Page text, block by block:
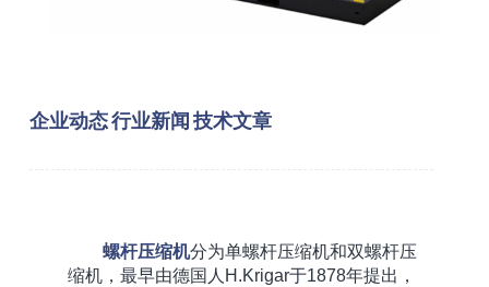
企业动态行业新闻 技术文章
螺杆压缩机分为单螺杆压缩机和双螺杆压
缩机，最早由德国人H.Krigar于1878年提出，